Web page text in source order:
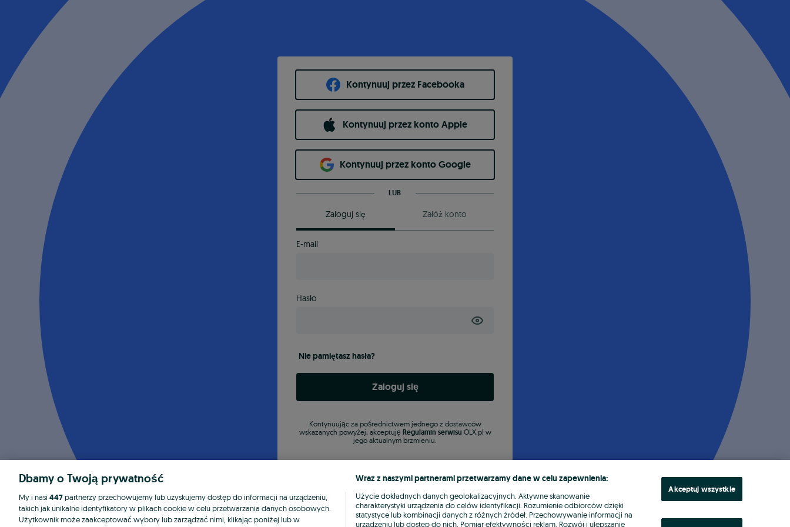
Kontynuuj przez Facebooka
Kontynuuj przez konto Apple
Kontynuuj przez konto Google
LUB
Zaloguj się Załóż konto
E-mail
Hasło
Nie pamiętasz hasła?
Zaloguj się
Kontynuując za pośrednictwem jednego z dostawców
wskazanych powyżej, akceptuję Regulamin serwisu OLX.pl w
jego aktualnym brzmieniu.
Dbamy o Twoją prywatność
My i nasi 447partnerzy przechowujemy lub uzyskujemy dostęp do informacji na urządzeniu,
takich jak unikalne identyfikatory w plikach cookie w celu przetwarzania danych osobowych.
Użytkownik może zaakceptować wybory lub zarządzać nimi, klikając poniżej lub w
Wraz z naszymi partnerami przetwarzamy dane w celu zapewnienia:
Użycie dokładnych danych geolokalizacyjnych. Aktywne skanowanie
charakterystyki urządzenia do celów identyfikacji. Rozumienie odbiorców dzięki
statystyce lub kombinacji danych z różnych źródeł. Przechowywanie informacji na
urządzeniu lub dostęp do nich. Pomiar efektywności reklam. Rozwój i ulepszanie
Akceptuj wszystkie